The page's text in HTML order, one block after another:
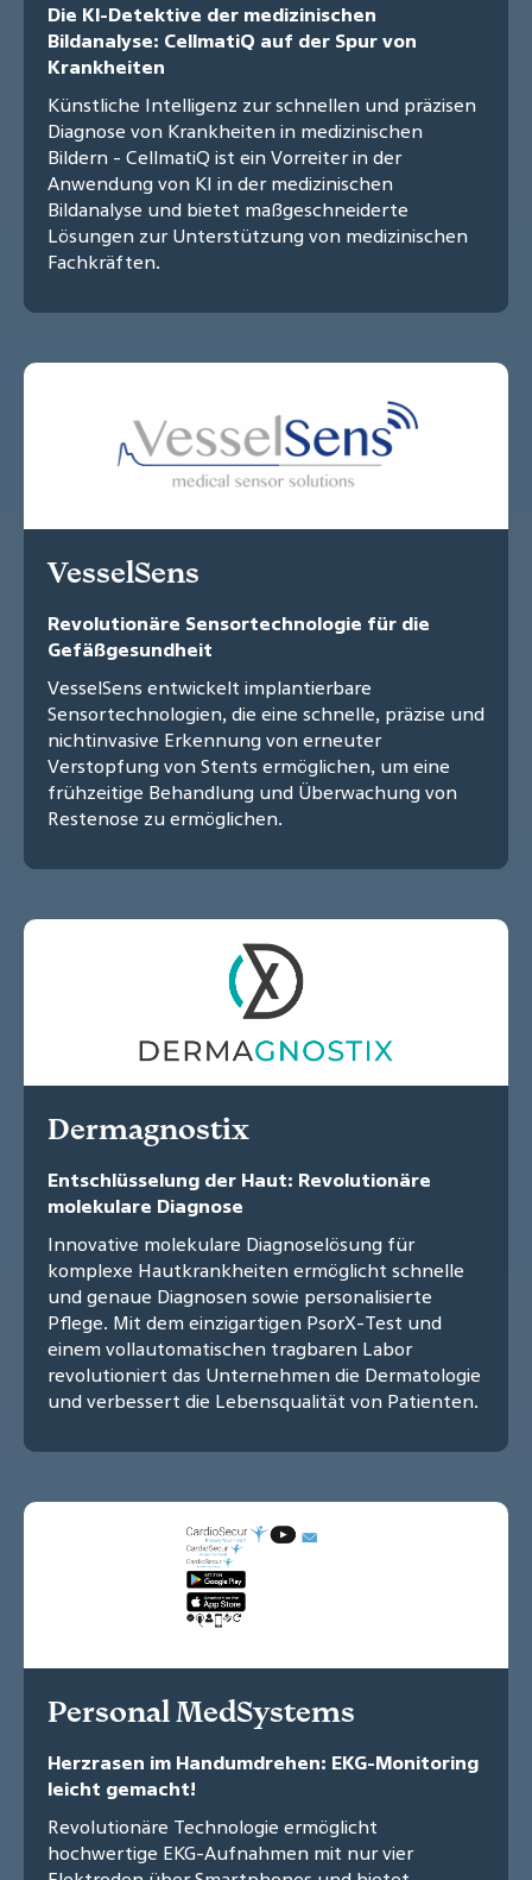
Die KI-Detektive der medizinischen
Bildanalyse: CellmatiQ auf der Spur von
Krankheiten
Künstliche Intelligenz zur schnellen und präzisen
Diagnose von Krankheiten in medizinischen
Bildern - CellmatiQ ist ein Vorreiter in der
Anwendung von KI in der medizinischen
Bildanalyse und bietet maßgeschneiderte
Lösungen zur Unterstützung von medizinischen
Fachkräften.
VesselSens
Revolutionäre Sensortechnologie für die
Gefäßgesundheit
VesselSens entwickelt implantierbare
Sensortechnologien, die eine schnelle, präzise und
nichtinvasive Erkennung von erneuter
Verstopfung von Stents ermöglichen, um eine
frühzeitige Behandlung und Überwachung von
Restenose zu ermöglichen.
Dermagnostix
Entschlüsselung der Haut: Revolutionäre
molekulare Diagnose
Innovative molekulare Diagnoselösung für
komplexe Hautkrankheiten ermöglicht schnelle
und genaue Diagnosen sowie personalisierte
Pflege. Mit dem einzigartigen PsorX-Test und
einem vollautomatischen tragbaren Labor
revolutioniert das Unternehmen die Dermatologie
und verbessert die Lebensqualität von Patienten.
Personal MedSystems
Herzrasen im Handumdrehen: EKG-Monitoring
leicht gemacht!
Revolutionäre Technologie ermöglicht
hochwertige EKG-Aufnahmen mit nur vier